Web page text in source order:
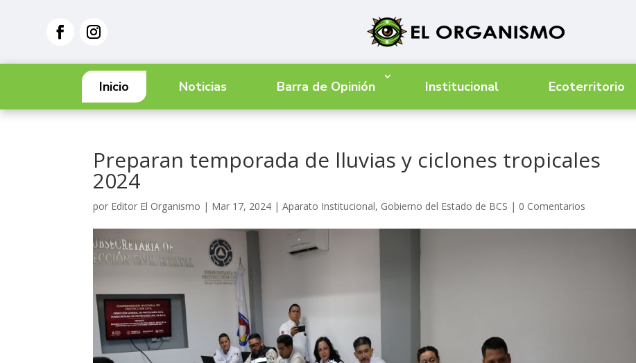
Inicio Noticias Barra de Opinión Institucional Ecoterritorio
Preparan temporada de lluvias y ciclones tropicales
2024
por Editor El Organismo | Mar 17, 2024 |Aparato Institucional, Gobierno del Estado de BCS | 0 Comentarios